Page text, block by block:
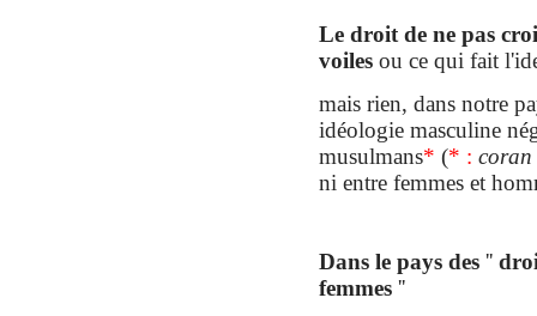
Le droit de ne pas
voiles ou ce qui fait
mais rien, dans notre
idéologie masculine
musulmans* (* : coran
ni entre femmes et
Dans le pays des ''
femmes ''